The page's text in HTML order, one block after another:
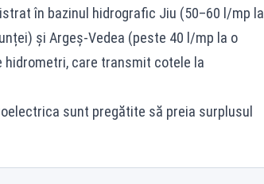
în bazinul hidrografic Jiu (50–60 l/mp la
și Argeș-Vedea (peste 40 l/mp la o
care transmit cotele la
sunt pregătite să preia surplusul